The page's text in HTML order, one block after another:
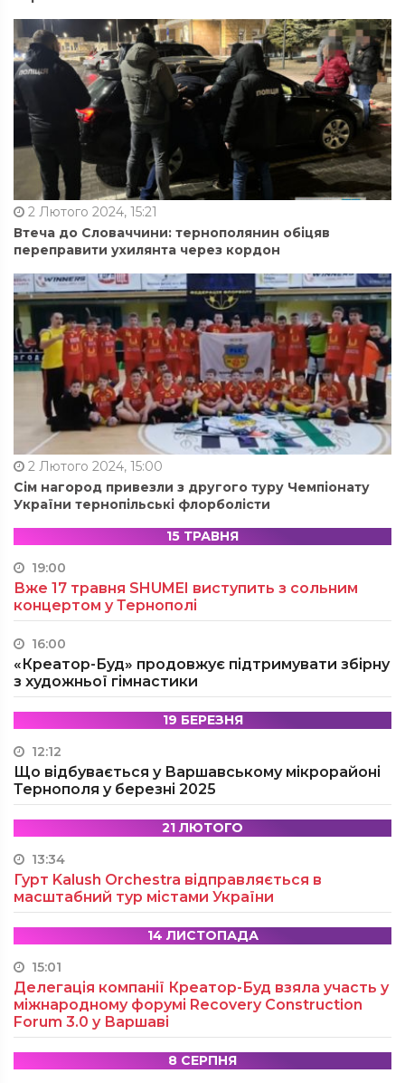
2 Лютого 2024, 15:21
Втеча до Словаччини: тернополянин обіцяв
переправити ухилянта через кордон
2 Лютого 2024, 15:00
Сім нагород привезли з другого туру Чемпіонату
України тернопільські флорболісти
15 ТРАВНЯ
19:00
Вже 17 травня SHUMEI виступить з сольним
концертом у Тернополі
16:00
«Креатор-Буд» продовжує підтримувати збірну
з художньої гімнастики
19 БЕРЕЗНЯ
12:12
Що відбувається у Варшавському мікрорайоні
Тернополя у березні 2025
21 ЛЮТОГО
13:34
Гурт Kalush Orchestra відправляється в
масштабний тур містами України
14 ЛИСТОПАДА
15:01
Делегація компанії Креатор-Буд взяла участь у
міжнародному форумі Recovery Construction
Forum 3.0 у Варшаві
8 СЕРПНЯ